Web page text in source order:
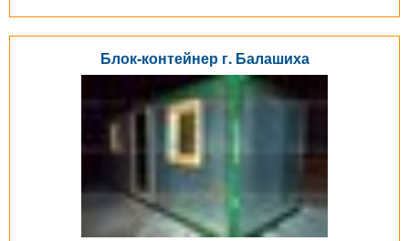
Блок-контейнер г. Балашиха